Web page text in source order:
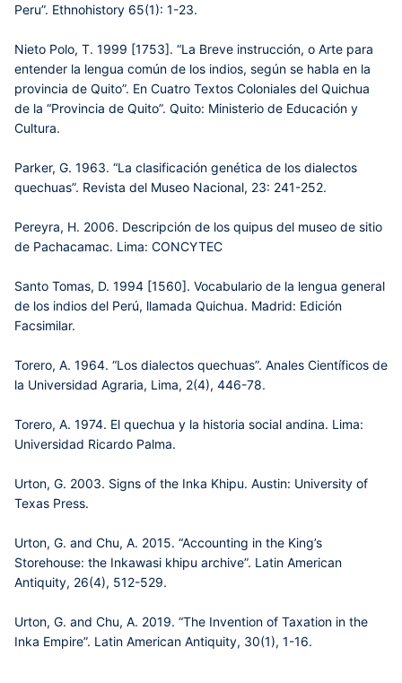
Peru”. Ethnohistory 65(1): 1-23.
Nieto Polo, T. 1999 [1753]. “La Breve instrucción, o Arte para
entender la lengua común de los indios, según se habla en la
provincia de Quito”. En Cuatro Textos Coloniales del Quichua
de la “Provincia de Quito”. Quito: Ministerio de Educación y
Cultura.
Parker, G. 1963. “La clasificación genética de los dialectos
quechuas”. Revista del Museo Nacional, 23: 241-252.
Pereyra, H. 2006. Descripción de los quipus del museo de sitio
de Pachacamac. Lima: CONCYTEC
Santo Tomas, D. 1994 [1560]. Vocabulario de la lengua general
de los indios del Perú, llamada Quichua. Madrid: Edición
Facsimilar.
Torero, A. 1964. “Los dialectos quechuas”. Anales Científicos de
la Universidad Agraria, Lima, 2(4), 446-78.
Torero, A. 1974. El quechua y la historia social andina. Lima:
Universidad Ricardo Palma.
Urton, G. 2003. Signs of the Inka Khipu. Austin: University of
Texas Press.
Urton, G. and Chu, A. 2015. “Accounting in the King’s
Storehouse: the Inkawasi khipu archive”. Latin American
Antiquity, 26(4), 512-529.
Urton, G. and Chu, A. 2019. “The Invention of Taxation in the
Inka Empire”. Latin American Antiquity, 30(1), 1-16.